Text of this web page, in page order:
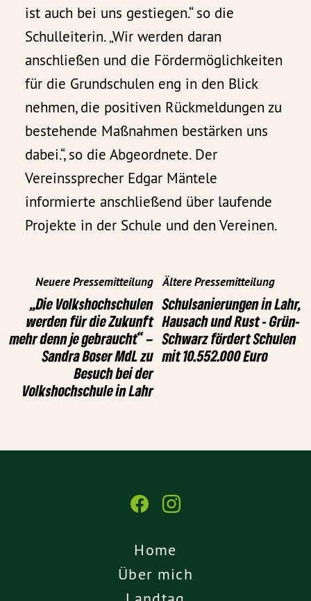
ist auch bei uns gestiegen.“ so die
Schulleiterin. „Wir werden daran
anschließen und die Fördermöglichkeiten
für die Grundschulen eng in den Blick
nehmen, die positiven Rückmeldungen zu
bestehende Maßnahmen bestärken uns
dabei.“, so die Abgeordnete. Der
Vereinssprecher Edgar Mäntele
informierte anschließend über laufende
Projekte in der Schule und den Vereinen.
Neuere Pressemitteilung
„Die Volkshochschulen
werden für die Zukunft
mehr denn je gebraucht“ –
Sandra Boser MdL zu
Besuch bei der
Volkshochschule in Lahr
Ältere Pressemitteilung
Schulsanierungen in Lahr,
Hausach und Rust - Grün-
Schwarz fördert Schulen
mit 10.552.000 Euro
Home
Über mich